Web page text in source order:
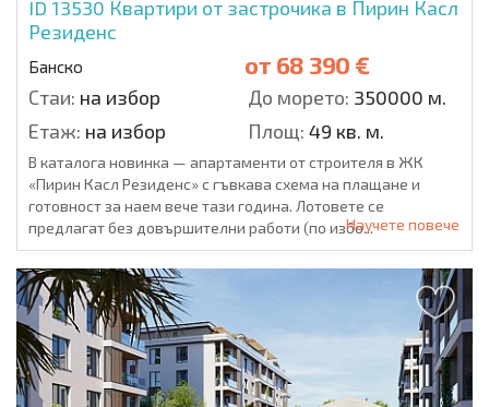
ID 13530 Квартири от застрочика в Пирин Касл
Резиденс
Банско от 68 390 €
Стаи: на избор До морето: 350000 м.
Етаж: на избор Площ: 49 кв. м.
В каталога новинка — апартаменти от строителя в ЖК
«Пирин Касл Резиденс» с гъвкава схема на плащане и
готовност за наем вече тази година. Лотовете се
предлагат без довършителни работи (по избо...Научете повече